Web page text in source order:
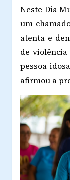
Neste Dia
um
atenta e
de
pessoa
afirmou a